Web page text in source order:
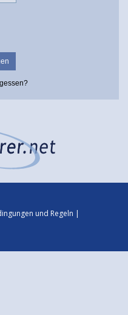
und Regeln